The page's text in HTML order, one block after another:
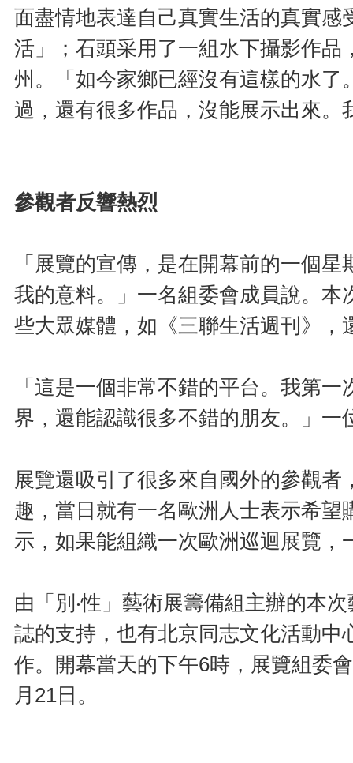
面盡情地表達自己真實生活的真實
活」；石頭采用了一組水下攝影作
州。「如今家鄉已經沒有這樣的水
過，還有很多作品，沒能展示出來。
參觀者反響熱烈
「展覽的宣傳，是在開幕前的一個
我的意料。」一名組委會成員說。
些大眾媒體，如《三聯生活週刊》，
「這是一個非常不錯的平台。我第
界，還能認識很多不錯的朋友。」一
展覽還吸引了很多來自國外的參觀
趣，當日就有一名歐洲人士表示希
示，如果能組織一次歐洲巡迴展覽，
由「別‧性」藝術展籌備組主辦的本
誌的支持，也有北京同志文化活動
作。開幕當天的下午6時，展覽組委
月21日。